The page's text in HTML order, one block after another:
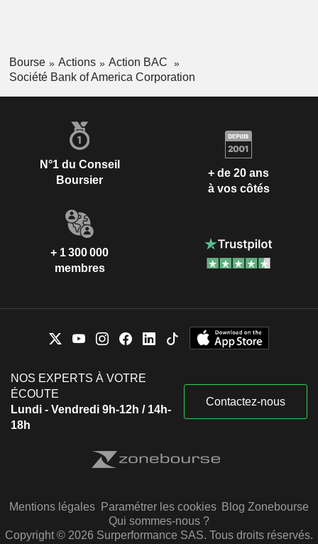
Bourse Actions
Action BAC
Société Bank of America Corporation
N°1 du Conseil
Boursier
+ de 20 ans
à vos côtés
+ 1 300 000
membres
NOS EXPERTS À VOTRE
ÉCOUTE
Lundi - Vendredi 9h-12h / 14h-
18h
Contactez-nous
Mentions légales Paramétrer les cookies Blog Zonebourse
Qui sommes-nous ?
Copyright © 2026 Surperformance SAS. Tous droits réservés.